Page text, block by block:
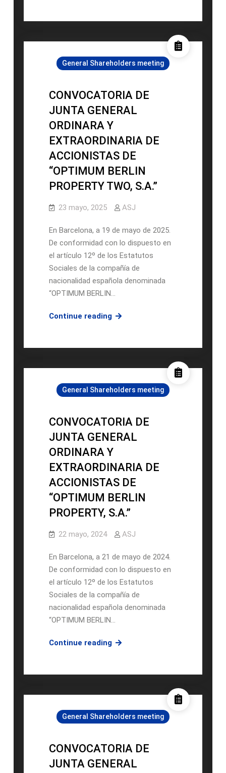
ORDINARA
EXTRAORDINARIA
ACCIONISTAS
“OPTIMUM
BERLIN
PROPERTY,
S.A.”
General Shareholders meeting
CONVOCATORIA DE
JUNTA GENERAL
ORDINARA Y
EXTRAORDINARIA DE
ACCIONISTAS DE
“OPTIMUM BERLIN
PROPERTY TWO, S.A.”
23 mayo, 2025 ASJ
En Barcelona, a 19 de mayo de 2025.
De conformidad con lo dispuesto en
el artículo 12º de los Estatutos
Sociales de la compañía de
nacionalidad española denominada
“OPTIMUM BERLIN…
Continue readingCONVOCATORIA
ORDINARA
EXTRAORDINARIA
ACCIONISTAS
“OPTIMUM
BERLIN
PROPERTY
TWO,
S.A.”
General Shareholders meeting
CONVOCATORIA DE
JUNTA GENERAL
ORDINARA Y
EXTRAORDINARIA DE
ACCIONISTAS DE
“OPTIMUM BERLIN
PROPERTY, S.A.”
22 mayo, 2024 ASJ
En Barcelona, a 21 de mayo de 2024.
De conformidad con lo dispuesto en
el artículo 12º de los Estatutos
Sociales de la compañía de
nacionalidad española denominada
“OPTIMUM BERLIN…
Continue readingCONVOCATORIA
ORDINARA
EXTRAORDINARIA
ACCIONISTAS
“OPTIMUM
General Shareholders meeting
CONVOCATORIA DE
JUNTA GENERAL